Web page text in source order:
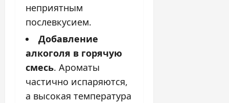
неприятным
послевкусием.
Добавление
алкоголя в горячую
смесь. Ароматы
частично испаряются,
а высокая температура